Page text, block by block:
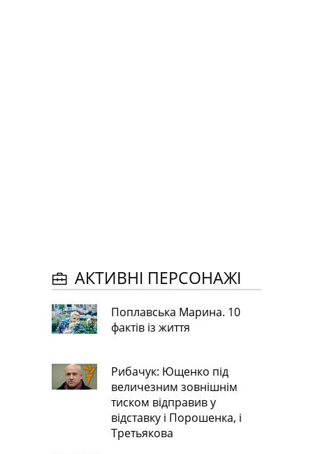
АКТИВНІ ПЕРСОНАЖІ
Поплавська Марина. 10
фактів із життя
Рибачук: Ющенко під
величезним зовнішнім
тиском відправив у
відставку і Порошенка, і
Третьякова